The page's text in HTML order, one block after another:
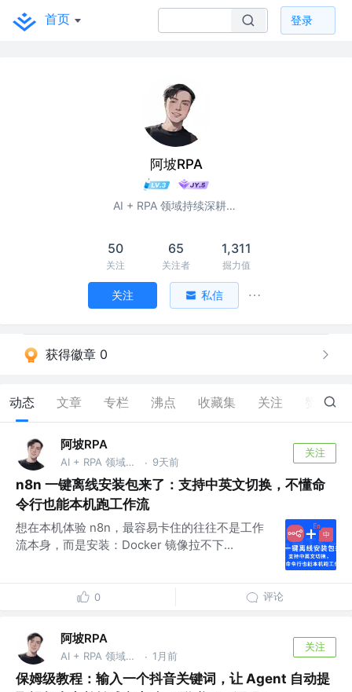
首页 登录
阿坡RPA
AI + RPA 领域持续深耕者，专注于分享本地知识库及 AI 自动化工作流实战干货， vx：ao-ai-coding
50
关注
65
关注者
1,311
掘力值
关注 私信
获得徽章 0
动态 文章 专栏 沸点 收藏集 关注 30
阿坡RPA
AI + RPA 领域持续深耕者，专注于分享本地知识库及 AI 自动化工作流实战干货， vx：ao-ai-coding · 9天前
关注
n8n 一键离线安装包来了：支持中英文切换，不懂命
令行也能本机跑工作流
想在本机体验 n8n，最容易卡住的往往不是工作
流本身，而是安装：Docker 镜像拉不下...
0 评论
阿坡RPA
AI + RPA 领域持续深耕者，专注于分享本地知识库及 AI 自动化工作流实战干货， vx：ao-ai-coding · 1月前
关注
保姆级教程：输入一个抖音关键词，让 Agent 自动提